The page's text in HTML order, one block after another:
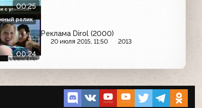
00:25
00:24
Реклама Dirol (2000)
20 июля 2015, 11:50 2013
ролик